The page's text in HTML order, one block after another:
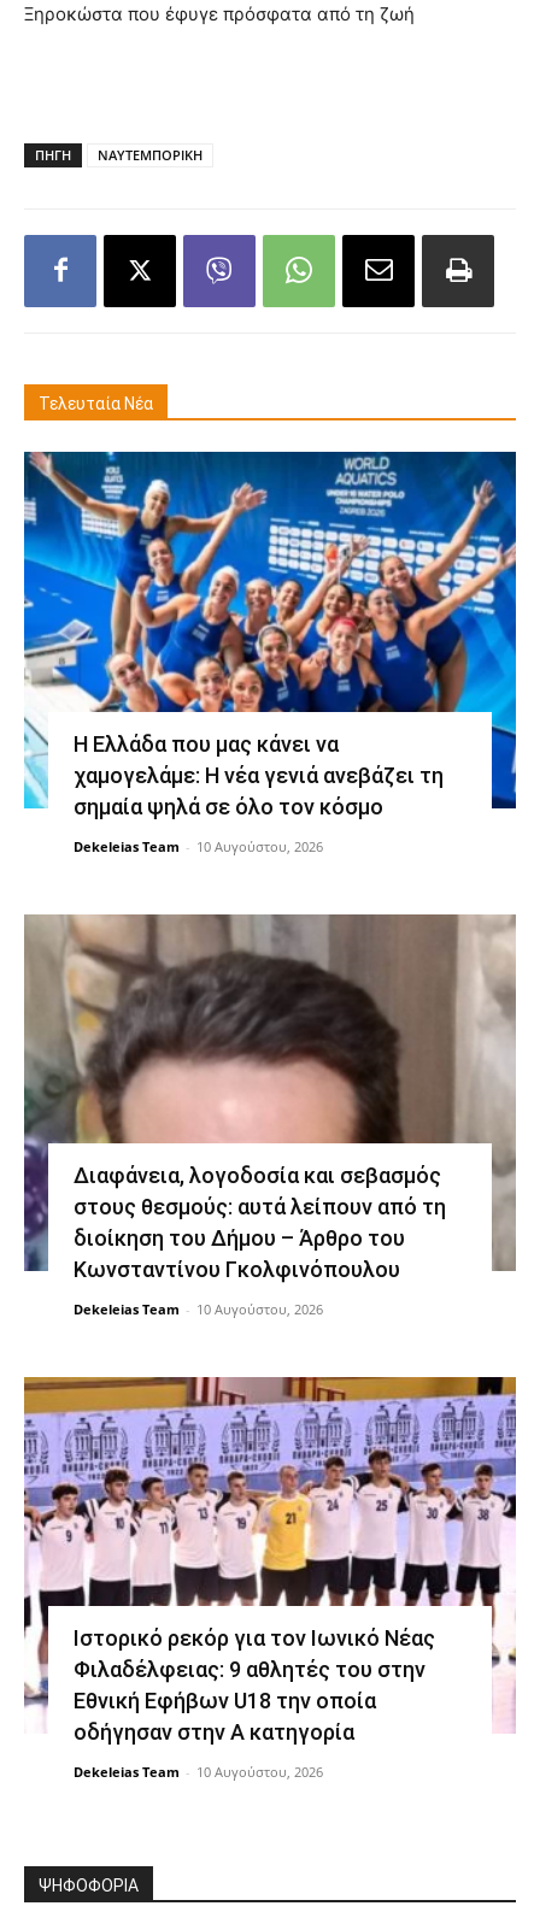
Ξηροκώστα που έφυγε πρόσφατα από τη ζωή
ΠΗΓΗ ΝΑΥΤΕΜΠΟΡΙΚΗ
Τελευταία Νέα
Η Ελλάδα που μας κάνει να
χαμογελάμε: Η νέα γενιά ανεβάζει τη
σημαία ψηλά σε όλο τον κόσμο
Dekeleias Team - 10 Αυγούστου, 2026
Διαφάνεια, λογοδοσία και σεβασμός
στους θεσμούς: αυτά λείπουν από τη
διοίκηση του Δήμου – Άρθρο του
Κωνσταντίνου Γκολφινόπουλου
Dekeleias Team - 10 Αυγούστου, 2026
Ιστορικό ρεκόρ για τον Ιωνικό Νέας
Φιλαδέλφειας: 9 αθλητές του στην
Εθνική Εφήβων U18 την οποία
οδήγησαν στην Α κατηγορία
Dekeleias Team - 10 Αυγούστου, 2026
ΨΗΦΟΦΟΡΙΑ